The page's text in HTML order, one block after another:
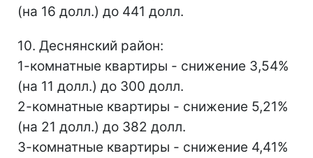
(на 16 долл.) до 441 долл.
10. Деснянский район:
1-комнатные квартиры - снижение 3,54%
(на 11 долл.) до 300 долл.
2-комнатные квартиры - снижение 5,21%
(на 21 долл.) до 382 долл.
3-комнатные квартиры - снижение 4,41%